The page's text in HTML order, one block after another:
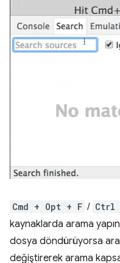
Cmd + Opt + F / Ctrl
kaynaklarda arama
dosya döndürüyorsa
değiştirerek arama